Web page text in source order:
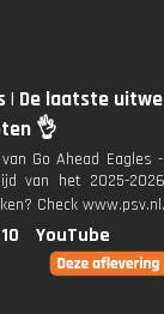
| De laatste
👌
Go Ahead Eagles
van het 2025-
Check
YouTube